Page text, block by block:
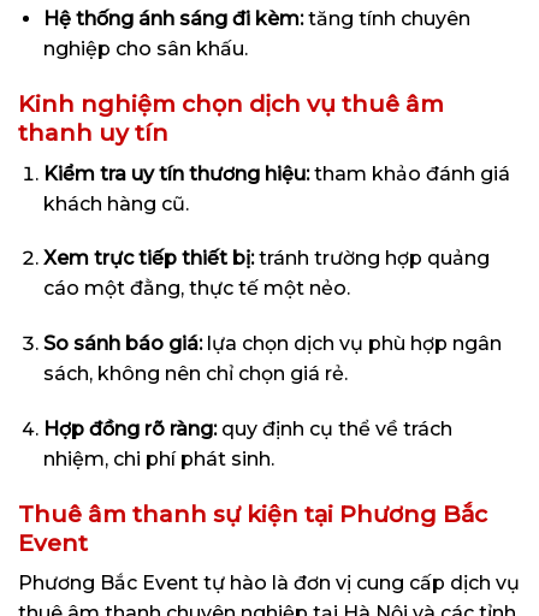
Hệ thống ánh sáng đi kèm:tăng tính chuyên
nghiệp cho sân khấu.
Kinh nghiệm chọn dịch vụ thuê âm
thanh uy tín
Kiểm tra uy tín thương hiệu:tham khảo đánh giá
khách hàng cũ.
Xem trực tiếp thiết bị:tránh trường hợp quảng
cáo một đằng, thực tế một nẻo.
So sánh báo giá:lựa chọn dịch vụ phù hợp ngân
sách, không nên chỉ chọn giá rẻ.
Hợp đồng rõ ràng:quy định cụ thể về trách
nhiệm, chi phí phát sinh.
Thuê âm thanh sự kiện tại Phương Bắc
Event
Phương Bắc Event tự hào là đơn vị cung cấp dịch vụ